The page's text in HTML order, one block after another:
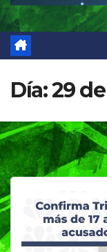
Día:29